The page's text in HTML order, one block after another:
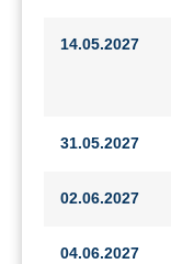
14.05.2027
31.05.2027
02.06.2027
04.06.2027